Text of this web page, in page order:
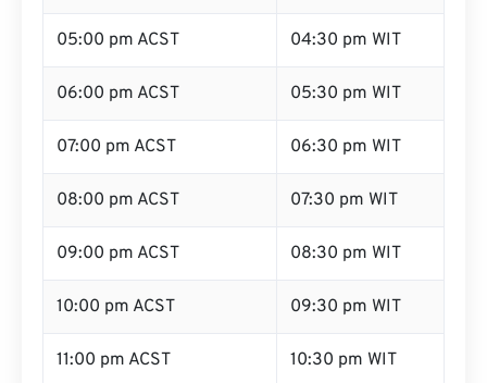
05:00 pm ACST 04:30 pm WIT
06:00 pm ACST 05:30 pm WIT
07:00 pm ACST 06:30 pm WIT
08:00 pm ACST 07:30 pm WIT
09:00 pm ACST 08:30 pm WIT
10:00 pm ACST 09:30 pm WIT
11:00 pm ACST 10:30 pm WIT